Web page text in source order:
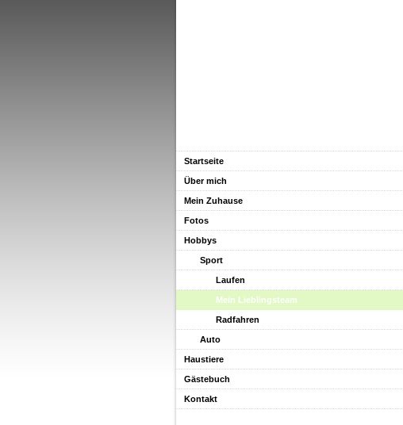
Startseite
Über mich
Mein Zuhause
Fotos
Hobbys
Sport
Laufen
Mein Lieblingsteam
Radfahren
Auto
Haustiere
Gästebuch
Kontakt